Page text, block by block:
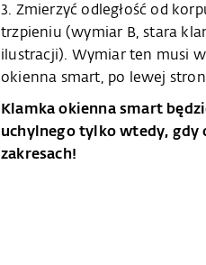
3. Zmierzyć odległość od
trzpieniu (wymiar B, stara
ilustracji). Wymiar ten musi
okienna smart, po lewej
Klamka okienna smart
uchylnego tylko wtedy, gdy
zakresach!